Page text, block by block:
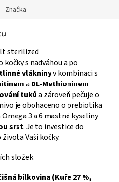
Značka
sterilized
s nadváhou a po
vlákninyv kombinaci s
a DL-Methioninem
tukůa zároveň pečuje o
je obohaceno o prebiotika
3 a 6 mastné kyseliny
srst. Je to investice do
Vaší kočky.
složek
bílkovina (Kuře 27 %,